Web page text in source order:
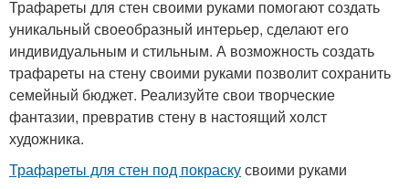
Трафареты для стен своими руками помогают создать
уникальный своеобразный интерьер, сделают его
индивидуальным и стильным. А возможность создать
трафареты на стену своими руками позволит сохранить
семейный бюджет. Реализуйте свои творческие
фантазии, превратив стену в настоящий холст
художника.
Трафареты для стен под покраскусвоими руками